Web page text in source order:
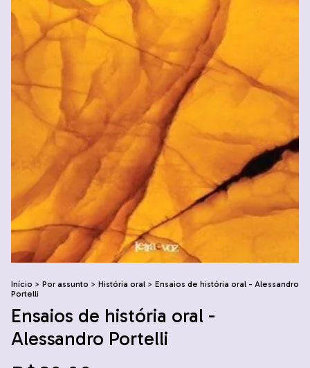
Início > Por assunto > História oral > Ensaios de história oral - Alessandro
Portelli
Ensaios de história oral -
Alessandro Portelli